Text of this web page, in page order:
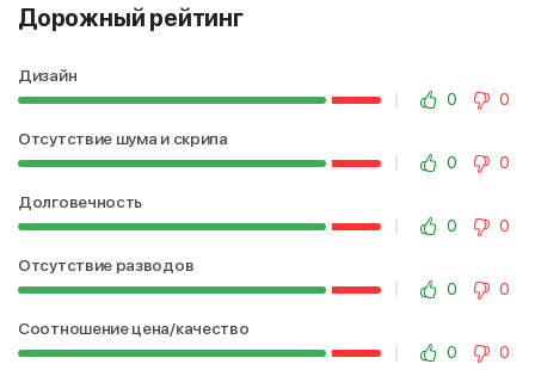
Дорожный рейтинг
Дизайн
0
0
Отсутствие шума и скрипа
0
0
Долговечность
0
0
Отсутствие разводов
0
0
Соотношение цена/качество
0
0